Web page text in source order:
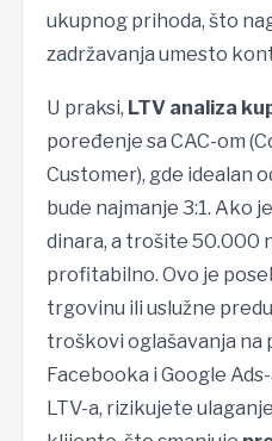
ukupnog prihoda, što
zadržavanja umesto
U praksi, LTV analiza
poređenje sa CAC-om
Customer), gde idealan
bude najmanje 3:1. Ako
dinara, a trošite 50.000
profitabilno. Ovo je
trgovinu ili uslužne
troškovi oglašavanja
Facebooka i Google
LTV-a, rizikujete